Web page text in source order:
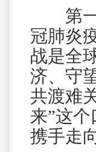
第一
冠肺炎
战是全
济、守
共渡难
来”这
携手走